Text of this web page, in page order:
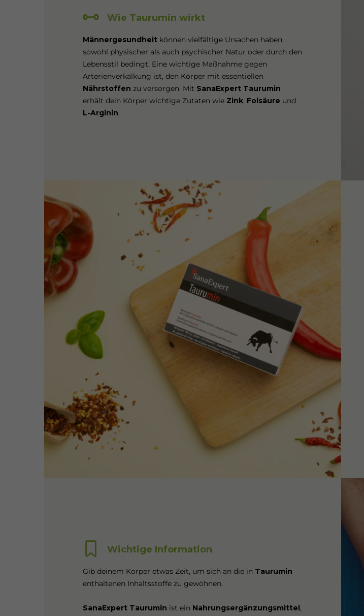
Wie Taurumin wirkt
Männergesundheit können vielfältige Ursachen haben,
sowohl physischer als auch psychischer Natur oder durch den
Lebensstil bedingt. Eine wichtige Maßnahme gegen
Arterienverkalkung ist, den Körper mit essentiellen
Nährstoffen zu versorgen. Mit SanaExpert Taurumin
erhält dein Körper wichtige Zutaten wie Zink, Folsäure und
L-Arginin.
Wichtige Information
Gib deinem Körper etwas Zeit, um sich an die in Taurumin
enthaltenen Inhaltsstoffe zu gewöhnen.
SanaExpert Taurumin ist ein Nahrungsergänzungsmittel,